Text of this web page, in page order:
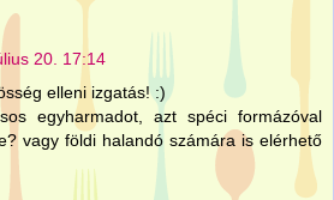
20. 17:14
elleni izgatás! :)
egyharmadot, azt spéci formázóval
vagy földi halandó számára is elérhető